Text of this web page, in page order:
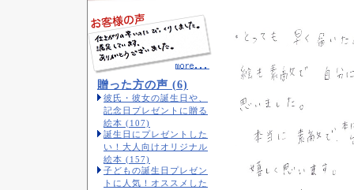
贈った方の声 (6)
彼氏・彼女の誕生日や、
記念日プレゼントに贈る
絵本 (107)
誕生日にプレゼントした
い！大人向けオリジナル
絵本 (157)
子どもの誕生日プレゼン
トに人気！オススメした